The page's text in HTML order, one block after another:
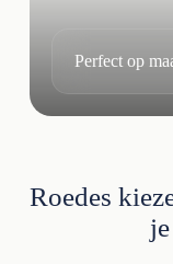
Perfect op
Roedes